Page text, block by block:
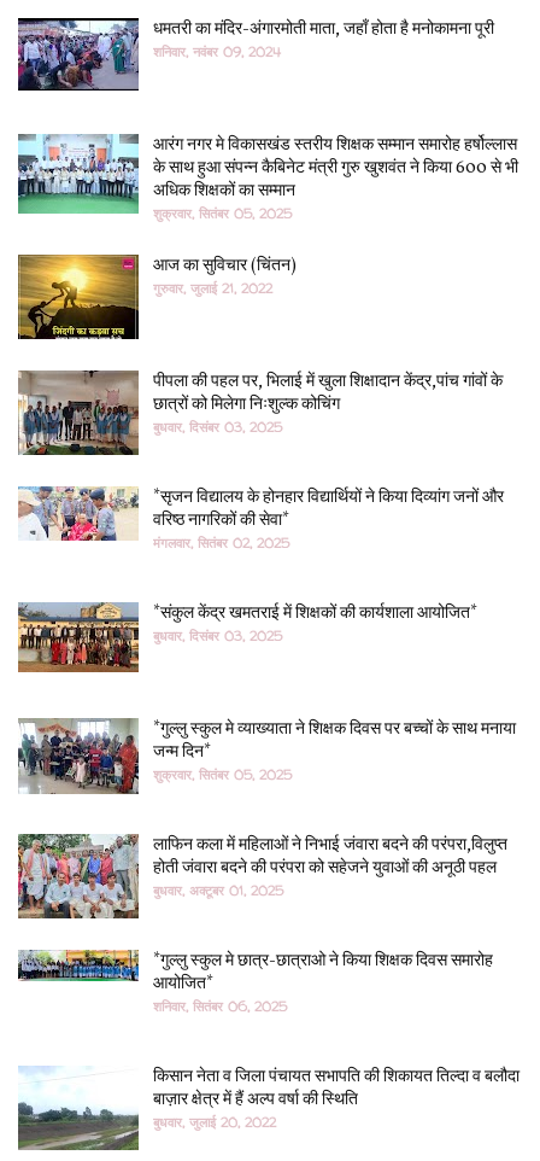
धमतरी का मंदिर-अंगारमोती माता, जहाँ होता है मनोकामना पूरी
शनिवार, नवंबर 09, 2024
आरंग नगर मे विकासखंड स्तरीय शिक्षक सम्मान समारोह हर्षोल्लास
के साथ हुआ संपन्न कैबिनेट मंत्री गुरु खुशवंत ने किया 600 से भी
अधिक शिक्षकों का सम्मान
शुक्रवार, सितंबर 05, 2025
आज का सुविचार (चिंतन)
गुरुवार, जुलाई 21, 2022
पीपला की पहल पर, भिलाई में खुला शिक्षादान केंद्र,पांच गांवों के
छात्रों को मिलेगा निःशुल्क कोचिंग
बुधवार, दिसंबर 03, 2025
*सृजन विद्यालय के होनहार विद्यार्थियों ने किया दिव्यांग जनों और
वरिष्ठ नागरिकों की सेवा*
मंगलवार, सितंबर 02, 2025
*संकुल केंद्र खमतराई में शिक्षकों की कार्यशाला आयोजित*
बुधवार, दिसंबर 03, 2025
*गुल्लु स्कुल मे व्याख्याता ने शिक्षक दिवस पर बच्चों के साथ मनाया
जन्म दिन*
शुक्रवार, सितंबर 05, 2025
लाफिन कला में महिलाओं ने निभाई जंवारा बदने की परंपरा,विलुप्त
होती जंवारा बदने की परंपरा को सहेजने युवाओं की अनूठी पहल
बुधवार, अक्टूबर 01, 2025
*गुल्लु स्कुल मे छात्र-छात्राओ ने किया शिक्षक दिवस समारोह
आयोजित*
शनिवार, सितंबर 06, 2025
किसान नेता व जिला पंचायत सभापति की शिकायत तिल्दा व बलौदा
बाज़ार क्षेत्र में हैं अल्प वर्षा की स्थिति
बुधवार, जुलाई 20, 2022